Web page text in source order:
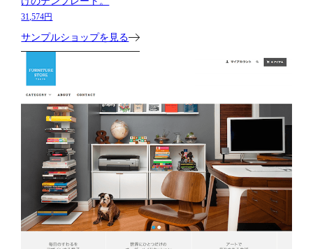
31,574円
サンプルショップを見る